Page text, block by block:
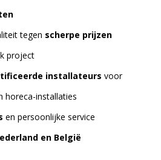
tegen scherpe prijzen
project
installateurs voor
horeca-installaties
en persoonlijke service
en België